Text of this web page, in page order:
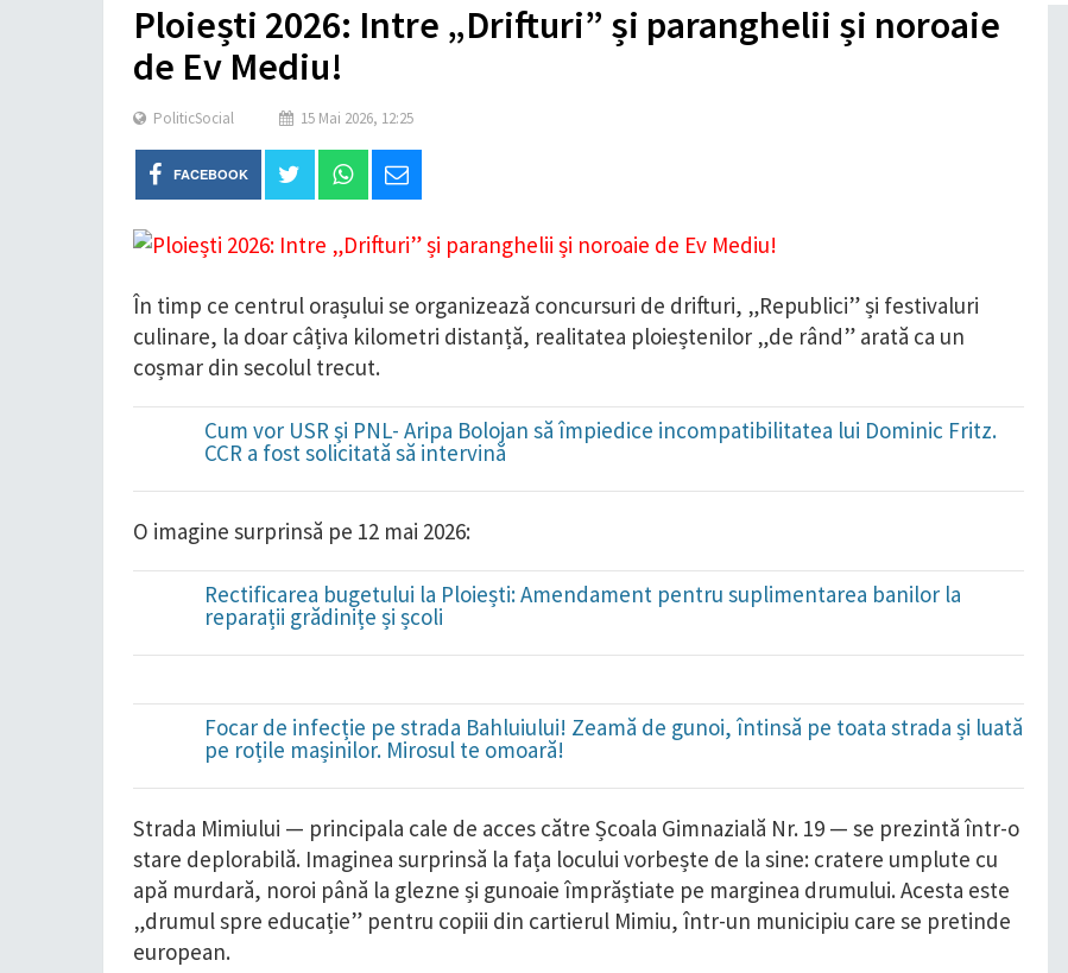
Ploiești 2026: Intre „Drifturi” și paranghelii și noroaie
de Ev Mediu!
PoliticSocial 15 Mai 2026, 12:25
FACEBOOK
În timp ce centrul orașului se organizează concursuri de drifturi, „Republici” și festivaluri
culinare, la doar câțiva kilometri distanță, realitatea ploieștenilor „de rând” arată ca un
coșmar din secolul trecut.
Cum vor USR şi PNL- Aripa Bolojan să împiedice incompatibilitatea lui Dominic Fritz.
CCR a fost solicitată să intervină
​O imagine surprinsă pe 12 mai 2026:
Rectificarea bugetului la Ploiești: Amendament pentru suplimentarea banilor la
reparații grădinițe și școli
Focar de infecție pe strada Bahluiului! Zeamă de gunoi, întinsă pe toata strada și luată
pe roțile mașinilor. Mirosul te omoară!
Strada Mimiului — principala cale de acces către Școala Gimnazială Nr. 19 — se prezintă într-o
stare deplorabilă. Imaginea surprinsă la fața locului vorbește de la sine: cratere umplute cu
apă murdară, noroi până la glezne și gunoaie împrăștiate pe marginea drumului. Acesta este
„drumul spre educație” pentru copiii din cartierul Mimiu, într-un municipiu care se pretinde
european.